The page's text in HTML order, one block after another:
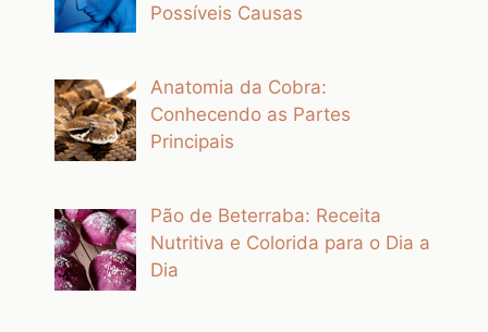
Possíveis Causas
Anatomia da Cobra:
Conhecendo as Partes
Principais
Pão de Beterraba: Receita
Nutritiva e Colorida para o Dia a
Dia